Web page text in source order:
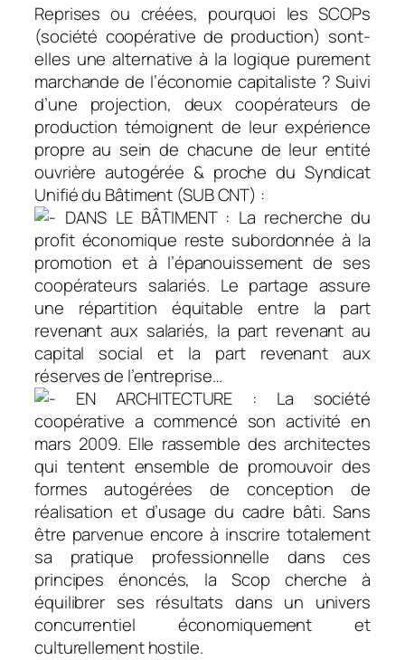
Reprises ou créées, pourquoi les SCOPs
(société coopérative de production) sont-
elles une alternative à la logique purement
marchande de l’économie capitaliste ? Suivi
d’une projection, deux coopérateurs de
production témoignent de leur expérience
propre au sein de chacune de leur entité
ouvrière autogérée & proche du Syndicat
Unifié du Bâtiment (SUB CNT) :
DANS LE BÂTIMENT : La recherche du
profit économique reste subordonnée à la
promotion et à l’épanouissement de ses
coopérateurs salariés. Le partage assure
une répartition équitable entre la part
revenant aux salariés, la part revenant au
capital social et la part revenant aux
réserves de l’entreprise…
EN ARCHITECTURE : La société
coopérative a commencé son activité en
mars 2009. Elle rassemble des architectes
qui tentent ensemble de promouvoir des
formes autogérées de conception de
réalisation et d’usage du cadre bâti. Sans
être parvenue encore à inscrire totalement
sa pratique professionnelle dans ces
principes énoncés, la Scop cherche à
équilibrer ses résultats dans un univers
concurrentiel économiquement et
culturellement hostile.